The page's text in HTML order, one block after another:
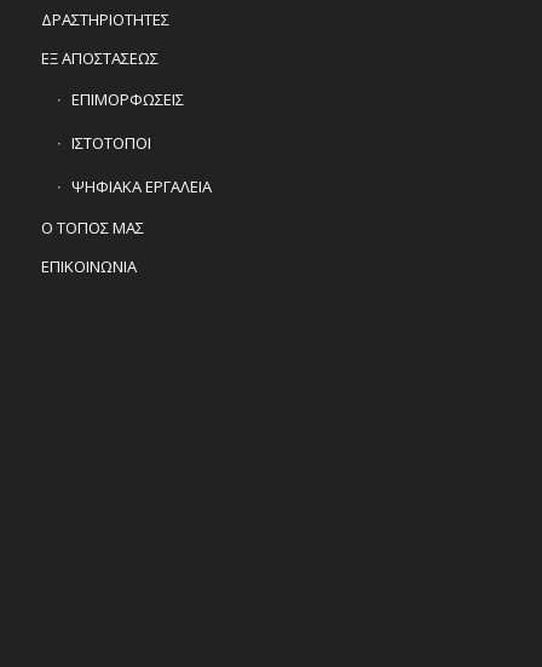
ΔΡΑΣΤΗΡΙΟΤΗΤΕΣ
ΕΞ ΑΠΟΣΤΑΣΕΩΣ
ΕΠΙΜΟΡΦΩΣΕΙΣ
ΙΣΤΟΤΟΠΟΙ
ΨΗΦΙΑΚΑ ΕΡΓΑΛΕΙΑ
Ο ΤΟΠΟΣ ΜΑΣ
ΕΠΙΚΟΙΝΩΝΙΑ